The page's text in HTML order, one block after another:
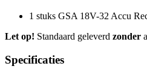
1 stuks GSA 18V-32 Accu
Let op! Standaard geleverd zonder
Specificaties